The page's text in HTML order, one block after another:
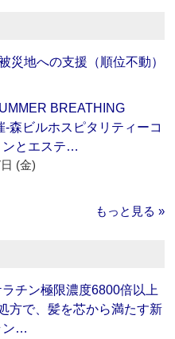
災地への支援（順位不動）
BREATHING
‐森ビルホスピタリティーコ
ンとエステ…
(金)
もっと見る »
ラチン極限濃度6800倍以上
方で、髪を芯から満たす新
ン…